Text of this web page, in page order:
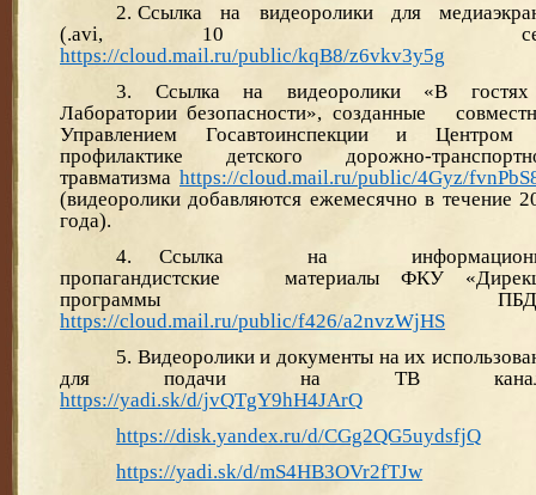
2. Ссылка на видеоролики для
(.avi, 10
https://cloud.mail.ru/public/kqB8/z6vkv3y5g
3. Ссылка на видеоролики «В
Лаборатории безопасности», созданные
Управлением Госавтоинспекции и Центром
профилактике детского дорожно-
травматизма https://cloud.mail.ru/public/4Gyz/
(видеоролики добавляются ежемесячно в течение
года).
4. Ссылка на
пропагандистские материалы ФКУ
программы
https://cloud.mail.ru/public/f426/a2nvzWjHS
5. Видеоролики и документы на их
для подачи на ТВ
https://yadi.sk/d/jvQTgY9hH4JArQ
https://disk.yandex.ru/d/CGg2QG5uydsfjQ
https://yadi.sk/d/mS4HB3OVr2fTJw